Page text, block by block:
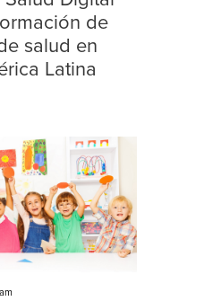
de
salud en
Latina